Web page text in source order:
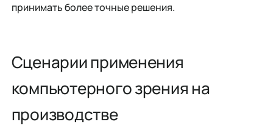
принимать более точные решения.
Сценарии применения
компьютерного зрения на
производстве